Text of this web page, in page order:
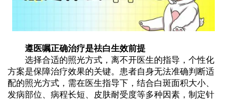
遵医嘱正确治疗是祛白生效前提
选择合适的照光方式，离不开医生的指导，个性化
方案是保障治疗效果的关键。患者自身无法准确判断适
配的照光方式，需在医生指导下，结合白斑面积大小、
发病部位、病程长短、皮肤耐受度等多种因素，制定针